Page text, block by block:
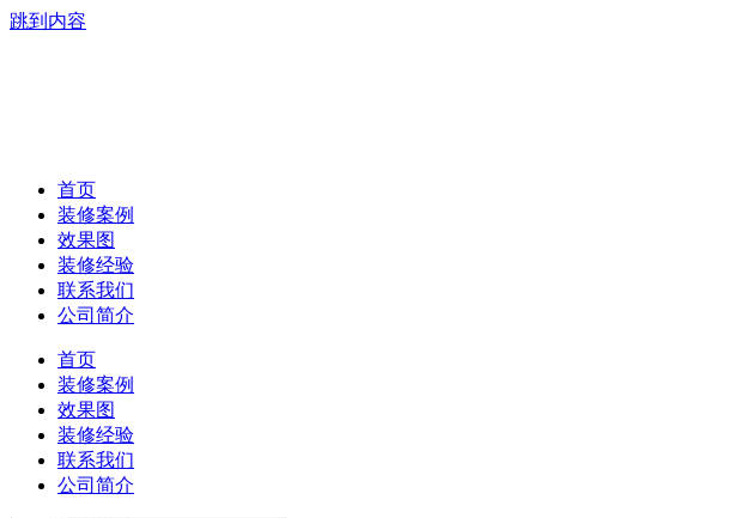
跳到内容
首页
装修案例
效果图
装修经验
联系我们
公司简介
首页
装修案例
效果图
装修经验
联系我们
公司简介